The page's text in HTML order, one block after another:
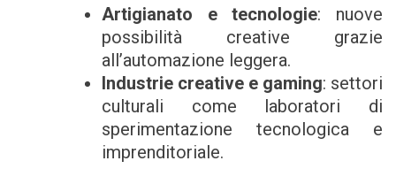
Artigianato e tecnologie: nuove
possibilità creative grazie
all’automazione leggera.
Industrie creative e gaming: settori
culturali come laboratori di
sperimentazione tecnologica e
imprenditoriale.